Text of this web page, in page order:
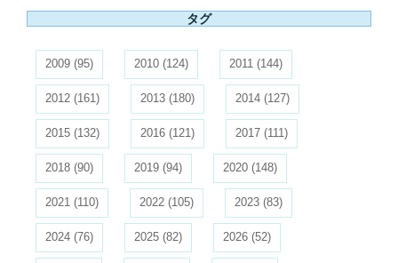
タグ
2009 (95) 2010 (124) 2011 (144)
2012 (161) 2013 (180) 2014 (127)
2015 (132) 2016 (121) 2017 (111)
2018 (90) 2019 (94) 2020 (148)
2021 (110) 2022 (105) 2023 (83)
2024 (76) 2025 (82) 2026 (52)